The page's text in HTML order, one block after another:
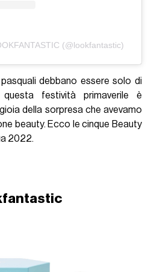
(@lookfantastic)
debbano essere solo di
festività primaverile è
della sorpresa che avevamo
beauty. Ecco le cinque Beauty
2022.